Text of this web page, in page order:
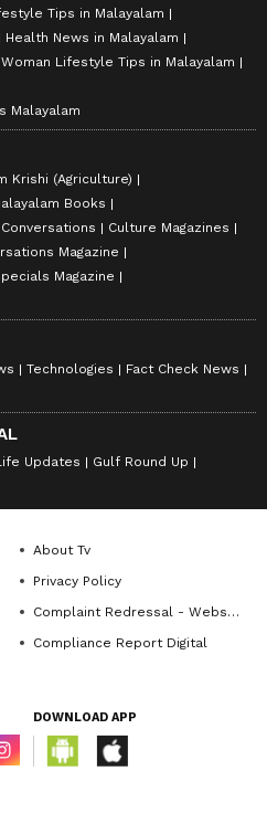
Tips in Malayalam
Health News in Malayalam
Woman Lifestyle Tips in Malayalam
Malayalam
Krishi (Agriculture)
Books
Culture Magazines
Magazine
Magazine
Technologies
Fact Check News
Updates
Gulf Round Up
About Tv
Privacy Policy
Complaint Redressal - Website
Compliance Report Digital
DOWNLOAD APP